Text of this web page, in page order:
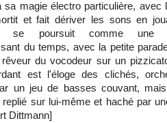
sa magie électro particulière, avec
et fait dériver les sons en
se poursuit comme une
du temps, avec la petite
du vocodeur sur un
est l'éloge des clichés,
un jeu de basses couvant,
replié sur lui-même et haché par
Dittmann]